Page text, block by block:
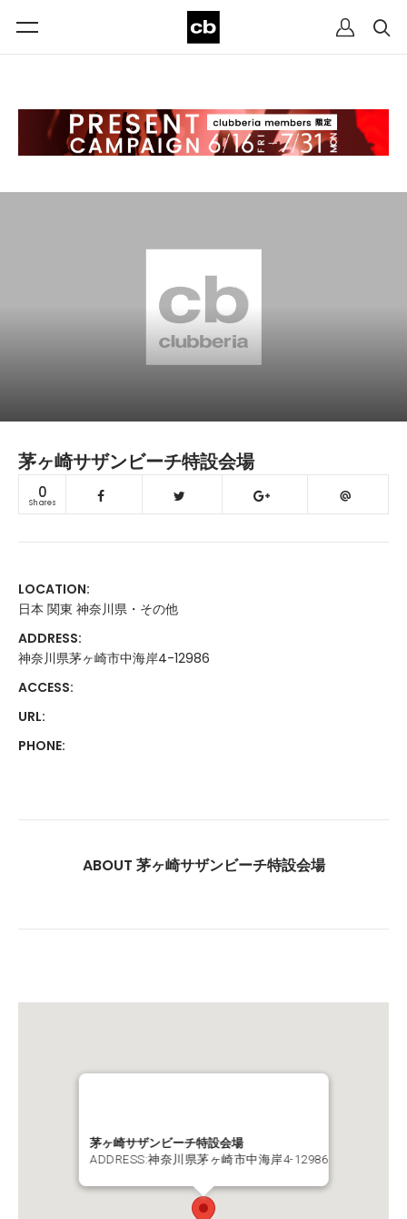
茅ヶ崎サザンビーチ特設会場
0
Shares
LOCATION:
日本 関東 神奈川県・その他
ADDRESS:
神奈川県茅ヶ崎市中海岸4-12986
ACCESS:
URL:
PHONE:
ABOUT 茅ヶ崎サザンビーチ特設会場
茅ヶ崎サザンビーチ特設会場
ADDRESS:神奈川県茅ヶ崎市中海岸4-12986